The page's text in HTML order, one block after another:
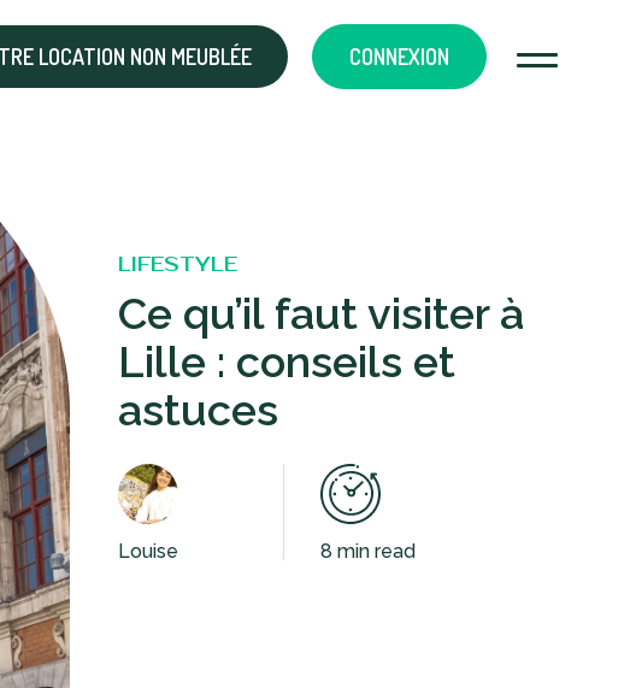
LOCATION NON MEUBLÉE CONNEXION
LIFESTYLE
Ce qu’il faut visiter à
Lille : conseils et
astuces
Louise 8 min read